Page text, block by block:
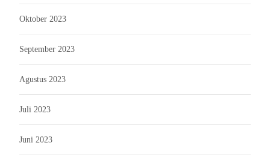
Oktober 2023
September 2023
Agustus 2023
Juli 2023
Juni 2023